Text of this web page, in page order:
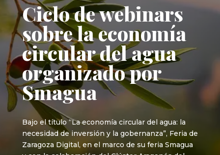
Ciclo de webinars
sobre la economía
circular del agua
organizado por
Smagua
Bajo el título “La economía circular del agua: la
necesidad de inversión y la gobernanza”, Feria de
Zaragoza Digital, en el marco de su feria Smagua